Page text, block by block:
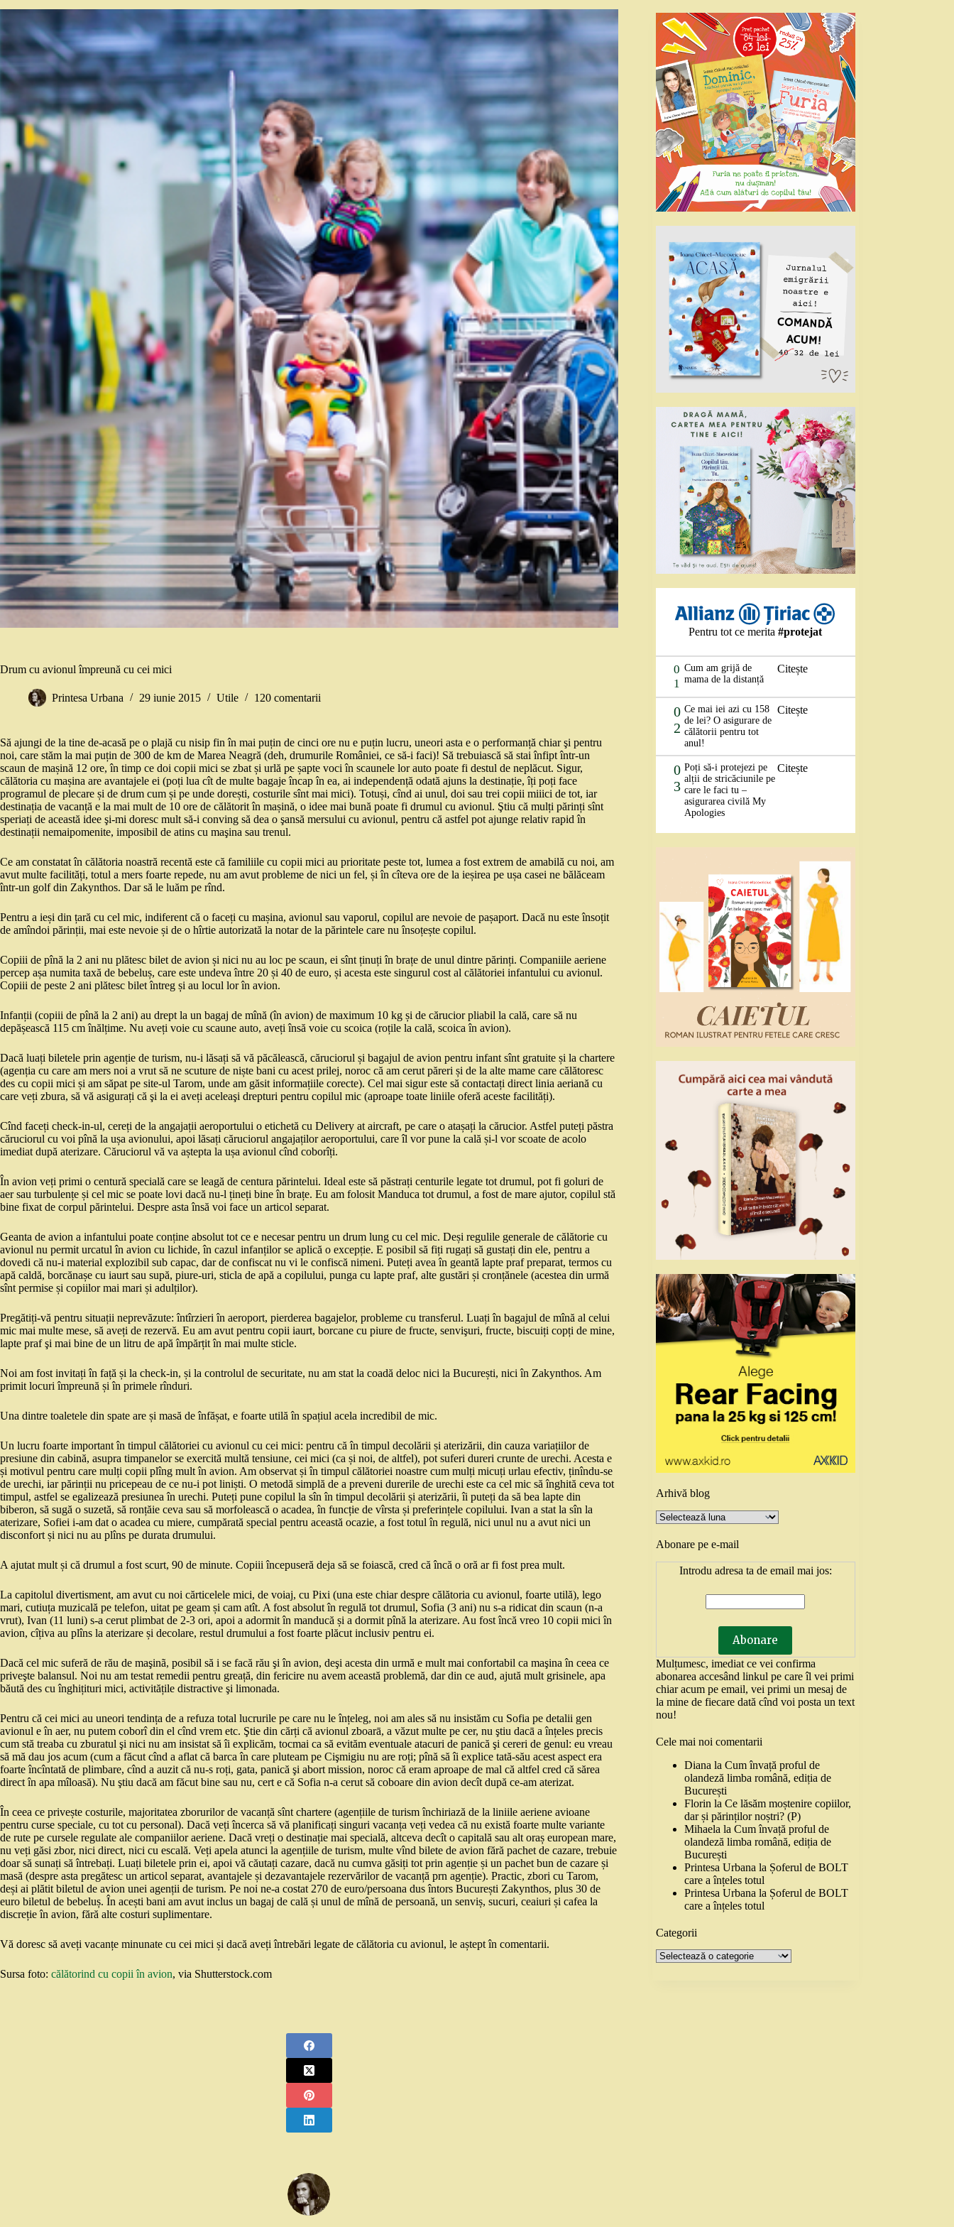
Drum cu avionul împreună cu cei mici
Printesa Urbana 29 iunie 2015 Utile 120 comentarii
Să ajungi de la tine de-acasă pe o plajă cu nisip fin în mai puțin de cinci ore nu e puțin lucru, uneori asta e o performanță chiar şi pentru
noi, care stăm la mai puțin de 300 de km de Marea Neagră (deh, drumurile României, ce să-i faci)! Să trebuiască să stai înfipt într-un
scaun de mașină 12 ore, în timp ce doi copii mici se zbat și urlă pe șapte voci în scaunele lor auto poate fi destul de neplăcut. Sigur,
călătoria cu mașina are avantajele ei (poți lua cît de multe bagaje încap în ea, ai independență odată ajuns la destinație, îți poți face
programul de plecare și de drum cum și pe unde dorești, costurile sînt mai mici). Totuși, cînd ai unul, doi sau trei copii miiici de tot, iar
destinația de vacanță e la mai mult de 10 ore de călătorit în mașină, o idee mai bună poate fi drumul cu avionul. Ştiu că mulți părinți sînt
speriați de această idee şi-mi doresc mult să-i conving să dea o şansă mersului cu avionul, pentru că astfel pot ajunge relativ rapid în
destinații nemaipomenite, imposibil de atins cu maşina sau trenul.
Ce am constatat în călătoria noastră recentă este că familiile cu copii mici au prioritate peste tot, lumea a fost extrem de amabilă cu noi, am
avut multe facilități, totul a mers foarte repede, nu am avut probleme de nici un fel, și în cîteva ore de la ieșirea pe ușa casei ne bălăceam
într-un golf din Zakynthos. Dar să le luăm pe rînd.
Pentru a ieși din țară cu cel mic, indiferent că o faceți cu mașina, avionul sau vaporul, copilul are nevoie de pașaport. Dacă nu este însoțit
de amîndoi părinții, mai este nevoie și de o hîrtie autorizată la notar de la părintele care nu însoțește copilul.
Copiii de pînă la 2 ani nu plătesc bilet de avion și nici nu au loc pe scaun, ei sînt ținuți în brațe de unul dintre părinți. Companiile aeriene
percep așa numita taxă de bebeluș, care este undeva între 20 și 40 de euro, și acesta este singurul cost al călătoriei infantului cu avionul.
Copiii de peste 2 ani plătesc bilet întreg și au locul lor în avion.
Infanții (copiii de pînă la 2 ani) au drept la un bagaj de mînă (în avion) de maximum 10 kg și de cărucior pliabil la cală, care să nu
depășească 115 cm înălțime. Nu aveți voie cu scaune auto, aveți însă voie cu scoica (roțile la cală, scoica în avion).
Dacă luați biletele prin agenție de turism, nu-i lăsați să vă păcălească, căruciorul și bagajul de avion pentru infant sînt gratuite și la chartere
(agenția cu care am mers noi a vrut să ne scuture de niște bani cu acest prilej, noroc că am cerut păreri și de la alte mame care călătoresc
des cu copii mici și am săpat pe site-ul Tarom, unde am găsit informațiile corecte). Cel mai sigur este să contactați direct linia aeriană cu
care veți zbura, să vă asigurați că şi la ei aveți aceleaşi drepturi pentru copilul mic (aproape toate liniile oferă aceste facilități).
Cînd faceți check-in-ul, cereți de la angajații aeroportului o etichetă cu Delivery at aircraft, pe care o atașați la cărucior. Astfel puteți păstra
căruciorul cu voi pînă la ușa avionului, apoi lăsați căruciorul angajaților aeroportului, care îl vor pune la cală și-l vor scoate de acolo
imediat după aterizare. Căruciorul vă va aștepta la ușa avionul cînd coborîți.
În avion veți primi o centură specială care se leagă de centura părintelui. Ideal este să păstrați centurile legate tot drumul, pot fi goluri de
aer sau turbulențe și cel mic se poate lovi dacă nu-l țineți bine în brațe. Eu am folosit Manduca tot drumul, a fost de mare ajutor, copilul stă
bine fixat de corpul părintelui. Despre asta însă voi face un articol separat.
Geanta de avion a infantului poate conține absolut tot ce e necesar pentru un drum lung cu cel mic. Deși regulile generale de călătorie cu
avionul nu permit urcatul în avion cu lichide, în cazul infanților se aplică o excepție. E posibil să fiți rugați să gustați din ele, pentru a
dovedi că nu-i material explozibil sub capac, dar de confiscat nu vi le confiscă nimeni. Puteți avea în geantă lapte praf preparat, termos cu
apă caldă, borcănașe cu iaurt sau supă, piure-uri, sticla de apă a copilului, punga cu lapte praf, alte gustări și cronțănele (acestea din urmă
sînt permise și copiilor mai mari și adulților).
Pregătiți-vă pentru situații neprevăzute: întîrzieri în aeroport, pierderea bagajelor, probleme cu transferul. Luați în bagajul de mînă al celui
mic mai multe mese, să aveți de rezervă. Eu am avut pentru copii iaurt, borcane cu piure de fructe, senvişuri, fructe, biscuiți copți de mine,
lapte praf şi mai bine de un litru de apă împărțit în mai multe sticle.
Noi am fost invitați în față și la check-in, și la controlul de securitate, nu am stat la coadă deloc nici la București, nici în Zakynthos. Am
primit locuri împreună și în primele rînduri.
Una dintre toaletele din spate are și masă de înfășat, e foarte utilă în spațiul acela incredibil de mic.
Un lucru foarte important în timpul călătoriei cu avionul cu cei mici: pentru că în timpul decolării și aterizării, din cauza variațiilor de
presiune din cabină, asupra timpanelor se exercită multă tensiune, cei mici (ca și noi, de altfel), pot suferi dureri crunte de urechi. Acesta e
și motivul pentru care mulți copii plîng mult în avion. Am observat și în timpul călătoriei noastre cum mulți micuți urlau efectiv, ținîndu-se
de urechi, iar părinții nu pricepeau de ce nu-i pot liniști. O metodă simplă de a preveni durerile de urechi este ca cel mic să înghită ceva tot
timpul, astfel se egalizează presiunea în urechi. Puteți pune copilul la sîn în timpul decolării și aterizării, îi puteți da să bea lapte din
biberon, să sugă o suzetă, să ronțăie ceva sau să morfolească o acadea, în funcție de vîrsta și preferințele copilului. Ivan a stat la sîn la
aterizare, Sofiei i-am dat o acadea cu miere, cumpărată special pentru această ocazie, a fost totul în regulă, nici unul nu a avut nici un
disconfort și nici nu au plîns pe durata drumului.
A ajutat mult și că drumul a fost scurt, 90 de minute. Copiii începuseră deja să se foiască, cred că încă o oră ar fi fost prea mult.
La capitolul divertisment, am avut cu noi cărticelele mici, de voiaj, cu Pixi (una este chiar despre călătoria cu avionul, foarte utilă), lego
mari, cutiuța muzicală pe telefon, uitat pe geam și cam atît. A fost absolut în regulă tot drumul, Sofia (3 ani) nu s-a ridicat din scaun (n-a
vrut), Ivan (11 luni) s-a cerut plimbat de 2-3 ori, apoi a adormit în manducă și a dormit pînă la aterizare. Au fost încă vreo 10 copii mici în
avion, cîțiva au plîns la aterizare și decolare, restul drumului a fost foarte plăcut inclusiv pentru ei.
Dacă cel mic suferă de rău de maşinã, posibil să i se facă rău şi în avion, deşi acesta din urmă e mult mai confortabil ca maşina în ceea ce
priveşte balansul. Noi nu am testat remedii pentru greață, din fericire nu avem această problemă, dar din ce aud, ajută mult grisinele, apa
băută des cu înghițituri mici, activitățile distractive şi limonada.
Pentru că cei mici au uneori tendința de a refuza total lucrurile pe care nu le înțeleg, noi am ales să nu insistăm cu Sofia pe detalii gen
avionul e în aer, nu putem coborî din el cînd vrem etc. Ştie din cărți că avionul zboarā, a văzut multe pe cer, nu ştiu dacā a înțeles precis
cum stă treaba cu zburatul şi nici nu am insistat să îi explicăm, tocmai ca să evităm eventuale atacuri de panică şi cereri de genul: eu vreau
să mă dau jos acum (cum a făcut cînd a aflat că barca în care pluteam pe Cişmigiu nu are roți; pînă să îi explice tată-său acest aspect era
foarte încîntată de plimbare, cînd a auzit că nu-s roți, gata, panică şi abort mission, noroc că eram aproape de mal că altfel cred că sărea
direct în apa mîloasă). Nu ştiu dacă am făcut bine sau nu, cert e că Sofia n-a cerut să coboare din avion decît după ce-am aterizat.
În ceea ce privește costurile, majoritatea zborurilor de vacanță sînt chartere (agențiile de turism închiriază de la liniile aeriene avioane
pentru curse speciale, cu tot cu personal). Dacă veți încerca să vă planificați singuri vacanța veți vedea că nu există foarte multe variante
de rute pe cursele regulate ale companiilor aeriene. Dacă vreți o destinație mai specială, altceva decît o capitală sau alt oraș european mare,
nu veți găsi zbor, nici direct, nici cu escală. Veți apela atunci la agențiile de turism, multe vînd bilete de avion fără pachet de cazare, trebuie
doar să sunați să întrebați. Luați biletele prin ei, apoi vă căutați cazare, dacă nu cumva găsiți tot prin agenție și un pachet bun de cazare și
masă (despre asta pregătesc un articol separat, avantajele și dezavantajele rezervărilor de vacanță prn agenție). Practic, zbori cu Tarom,
deși ai plătit biletul de avion unei agenții de turism. Pe noi ne-a costat 270 de euro/persoana dus întors București Zakynthos, plus 30 de
euro biletul de bebeluș. În acești bani am avut inclus un bagaj de cală și unul de mînă de persoană, un senviș, sucuri, ceaiuri și cafea la
discreție în avion, fără alte costuri suplimentare.
Vă doresc să aveți vacanțe minunate cu cei mici și dacă aveți întrebări legate de călătoria cu avionul, le aștept în comentarii.
Sursa foto: călătorind cu copii în avion, via Shutterstock.com
Pentru tot ce merita#protejat
0
1
Cum am grijă de
mama de la distanță
Citește
0
2
Ce mai iei azi cu 158
de lei? O asigurare de
călătorii pentru tot
anul!
Citește
0
3
Poți să-i protejezi pe
alții de stricăciunile pe
care le faci tu –
asigurarea civilă My
Apologies
Citește
Arhivă blog
Arhivă
blog
Abonare pe e-mail
Introdu adresa ta de email mai jos:
Mulțumesc, imediat ce vei confirma
abonarea accesând linkul pe care îl vei primi
chiar acum pe email, vei primi un mesaj de
la mine de fiecare dată cînd voi posta un text
nou!
Cele mai noi comentarii
Diana laCum învață proful de
olandeză limba română, ediția de
București
Florin laCe lăsăm moștenire copiilor,
dar și părinților noștri? (P)
Mihaela laCum învață proful de
olandeză limba română, ediția de
București
Printesa Urbana la Șoferul de BOLT
care a înțeles totul
Printesa Urbana la Șoferul de BOLT
care a înțeles totul
Categorii
Categorii